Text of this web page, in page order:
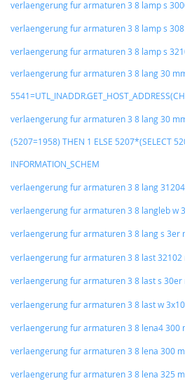
verlaengerung fur armaturen 3 8 lamp s
verlaengerung fur armaturen 3 8 lamp s
verlaengerung fur armaturen 3 8 lamp s
verlaengerung fur armaturen 3 8 lang 30
verlaengerung fur armaturen 3 8 lang 30 mm
(5207=1958) THEN 1 ELSE 5207*(SELECT
INFORMATION_SCHEM
verlaengerung fur armaturen 3 8 lang
verlaengerung fur armaturen 3 8 langleb w
verlaengerung fur armaturen 3 8 lang s 3er
verlaengerung fur armaturen 3 8 last 32102
verlaengerung fur armaturen 3 8 last s 30er
verlaengerung fur armaturen 3 8 last w
verlaengerung fur armaturen 3 8 lena4 300
verlaengerung fur armaturen 3 8 lena 300
verlaengerung fur armaturen 3 8 lena 325